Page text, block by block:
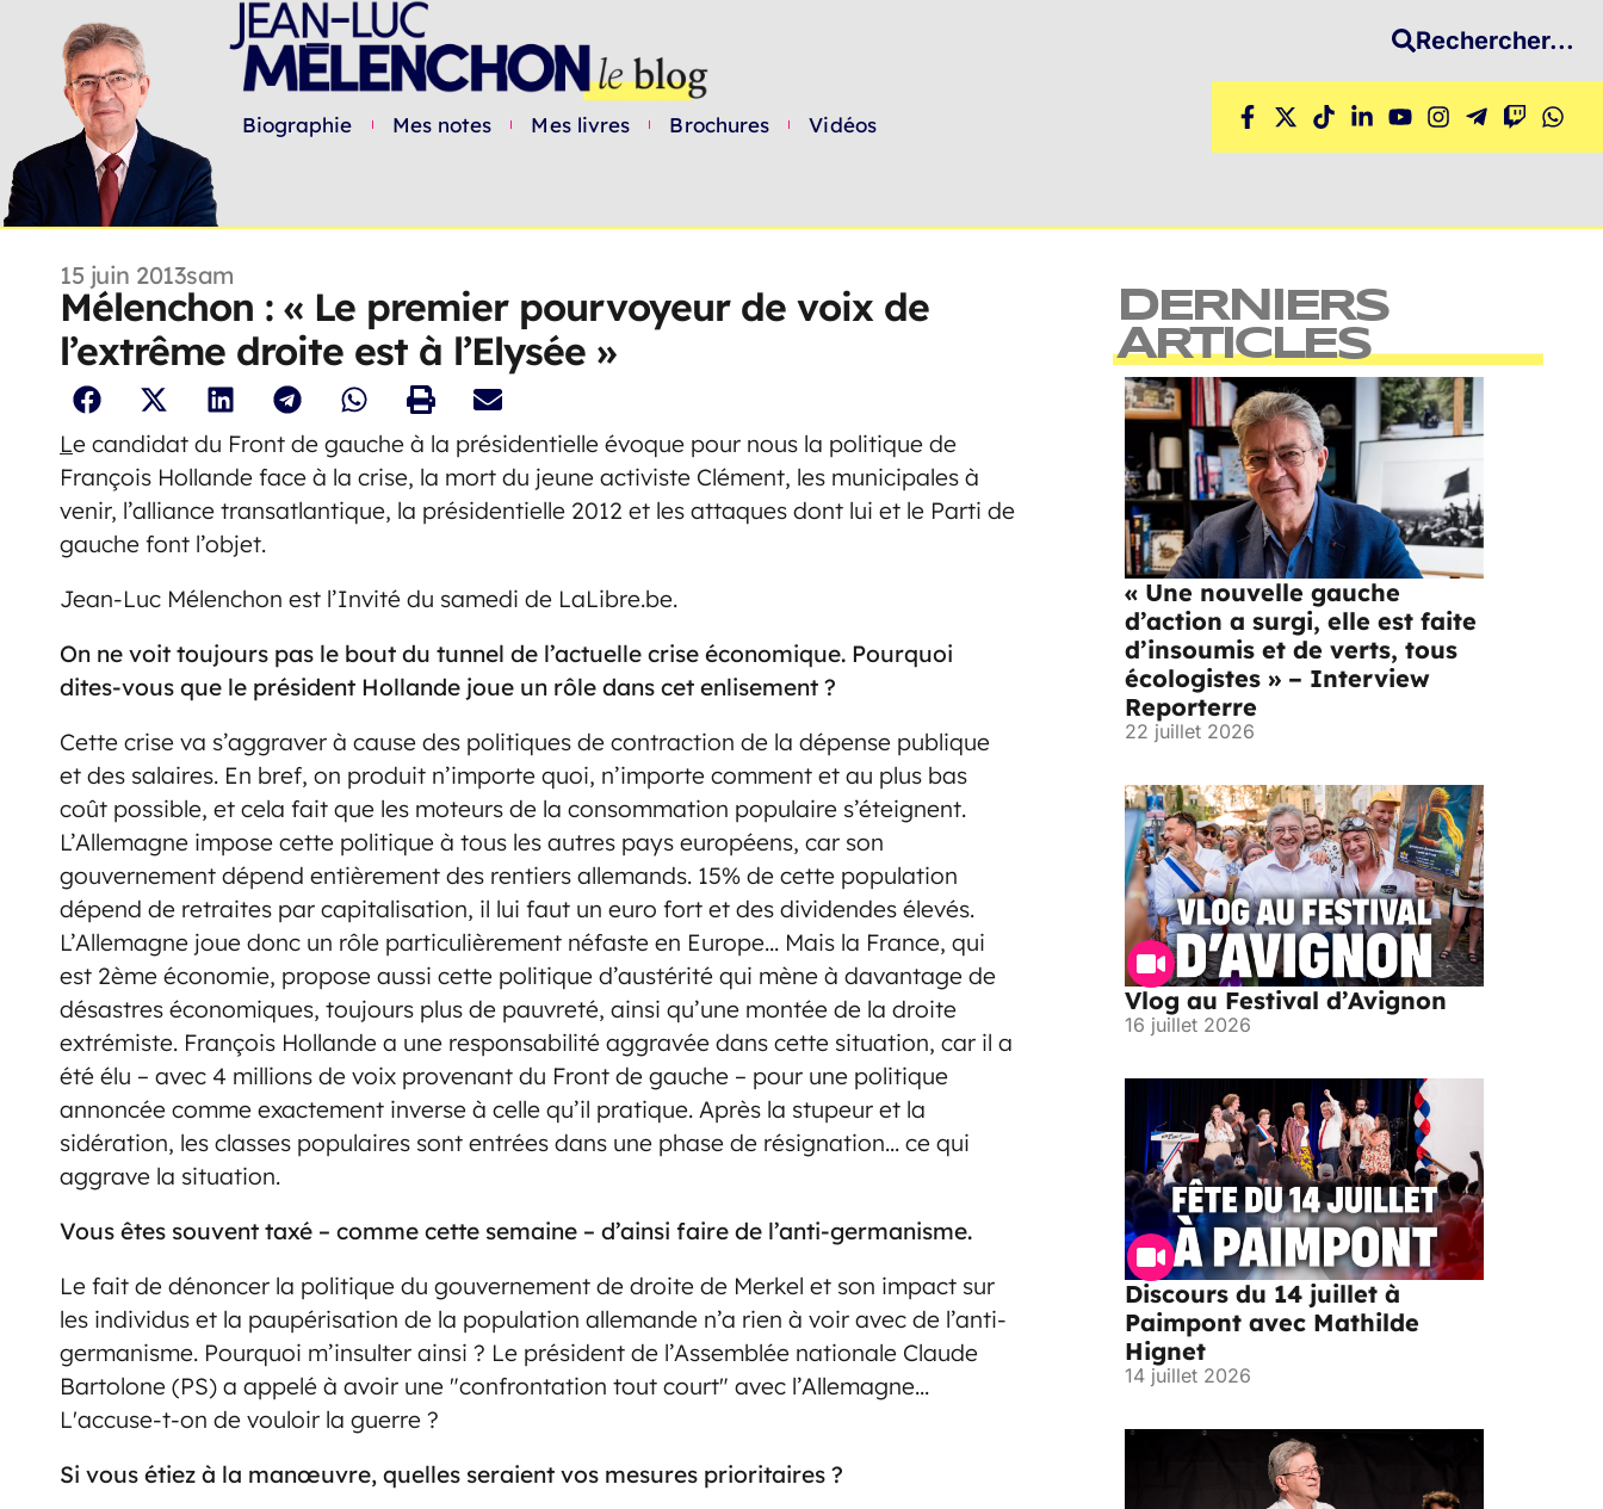
Biographie Mes notes Mes livres Brochures Vidéos
Rechercher...
15 juin 2013sam
Mélenchon : « Le premier pourvoyeur de voix de
l’extrême droite est à l’Elysée »
Le candidat du Front de gauche à la présidentielle évoque pour nous la politique de
François Hollande face à la crise, la mort du jeune activiste Clément, les municipales à
venir, l’alliance transatlantique, la présidentielle 2012 et les attaques dont lui et le Parti de
gauche font l’objet.
Jean-Luc Mélenchon est l’Invité du samedi de LaLibre.be.
On ne voit toujours pas le bout du tunnel de l’actuelle crise économique. Pourquoi
dites-vous que le président Hollande joue un rôle dans cet enlisement ?
Cette crise va s’aggraver à cause des politiques de contraction de la dépense publique
et des salaires. En bref, on produit n’importe quoi, n’importe comment et au plus bas
coût possible, et cela fait que les moteurs de la consommation populaire s’éteignent.
L’Allemagne impose cette politique à tous les autres pays européens, car son
gouvernement dépend entièrement des rentiers allemands. 15% de cette population
dépend de retraites par capitalisation, il lui faut un euro fort et des dividendes élevés.
L’Allemagne joue donc un rôle particulièrement néfaste en Europe… Mais la France, qui
est 2ème économie, propose aussi cette politique d’austérité qui mène à davantage de
désastres économiques, toujours plus de pauvreté, ainsi qu’une montée de la droite
extrémiste. François Hollande a une responsabilité aggravée dans cette situation, car il a
été élu – avec 4 millions de voix provenant du Front de gauche – pour une politique
annoncée comme exactement inverse à celle qu’il pratique. Après la stupeur et la
sidération, les classes populaires sont entrées dans une phase de résignation… ce qui
aggrave la situation.
Vous êtes souvent taxé – comme cette semaine – d’ainsi faire de l’anti-germanisme.
Le fait de dénoncer la politique du gouvernement de droite de Merkel et son impact sur
les individus et la paupérisation de la population allemande n’a rien à voir avec de l’anti-
germanisme. Pourquoi m’insulter ainsi ? Le président de l’Assemblée nationale Claude
Bartolone (PS) a appelé à avoir une "confrontation tout court" avec l’Allemagne…
L'accuse-t-on de vouloir la guerre ?
Si vous étiez à la manœuvre, quelles seraient vos mesures prioritaires ?
DERNIERS
ARTICLES
« Une nouvelle gauche
d’action a surgi, elle est faite
d’insoumis et de verts, tous
écologistes » – Interview
Reporterre
22 juillet 2026
Vlog au Festival d’Avignon
16 juillet 2026
Discours du 14 juillet à
Paimpont avec Mathilde
Hignet
14 juillet 2026